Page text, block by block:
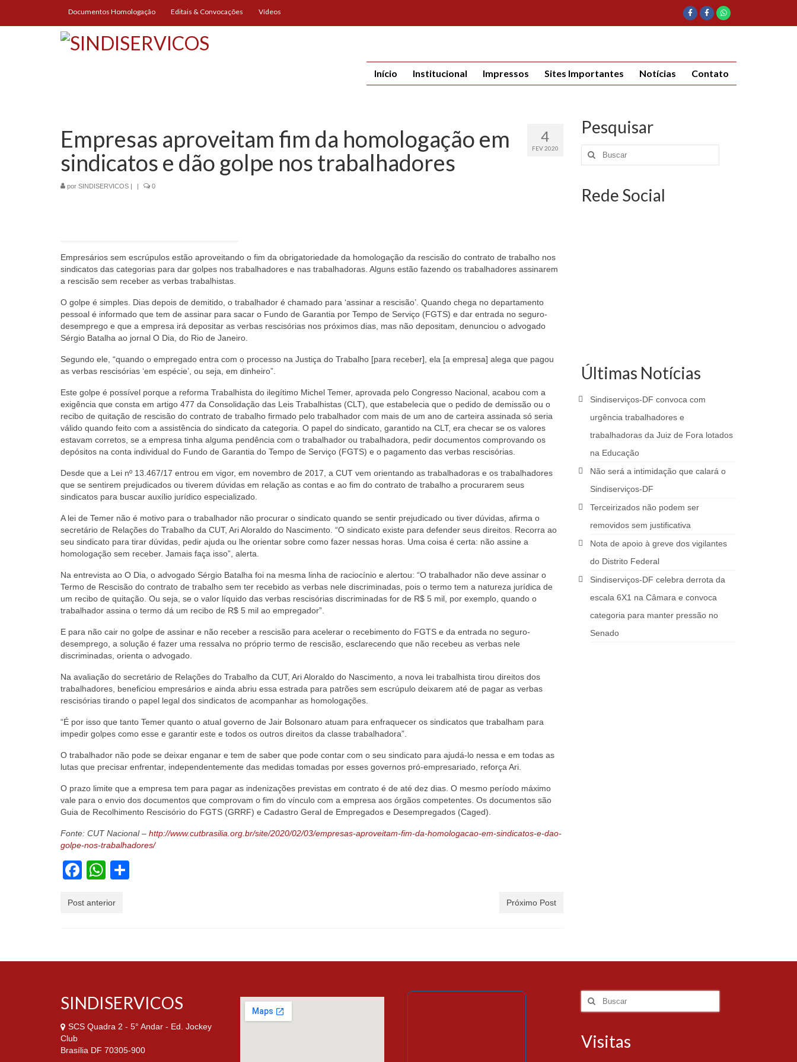
Documentos Homologação Editais & Convocações Vídeos
Início Institucional Impressos Sites Importantes Notícias Contato
4
FEV 2020
Empresas aproveitam fim da homologação em
sindicatos e dão golpe nos trabalhadores
por SINDISERVICOS | | 0
Empresários sem escrúpulos estão aproveitando o fim da obrigatoriedade da homologação da rescisão do contrato de trabalho nos
sindicatos das categorias para dar golpes nos trabalhadores e nas trabalhadoras. Alguns estão fazendo os trabalhadores assinarem
a rescisão sem receber as verbas trabalhistas.
O golpe é simples. Dias depois de demitido, o trabalhador é chamado para ‘assinar a rescisão’. Quando chega no departamento
pessoal é informado que tem de assinar para sacar o Fundo de Garantia por Tempo de Serviço (FGTS) e dar entrada no seguro-
desemprego e que a empresa irá depositar as verbas rescisórias nos próximos dias, mas não depositam, denunciou o advogado
Sérgio Batalha ao jornal O Dia, do Rio de Janeiro.
Segundo ele, “quando o empregado entra com o processo na Justiça do Trabalho [para receber], ela [a empresa] alega que pagou
as verbas rescisórias ‘em espécie’, ou seja, em dinheiro”.
Este golpe é possível porque a reforma Trabalhista do ilegítimo Michel Temer, aprovada pelo Congresso Nacional, acabou com a
exigência que consta em artigo 477 da Consolidação das Leis Trabalhistas (CLT), que estabelecia que o pedido de demissão ou o
recibo de quitação de rescisão do contrato de trabalho firmado pelo trabalhador com mais de um ano de carteira assinada só seria
válido quando feito com a assistência do sindicato da categoria. O papel do sindicato, garantido na CLT, era checar se os valores
estavam corretos, se a empresa tinha alguma pendência com o trabalhador ou trabalhadora, pedir documentos comprovando os
depósitos na conta individual do Fundo de Garantia do Tempo de Serviço (FGTS) e o pagamento das verbas rescisórias.
Desde que a Lei nº 13.467/17 entrou em vigor, em novembro de 2017, a CUT vem orientando as trabalhadoras e os trabalhadores
que se sentirem prejudicados ou tiverem dúvidas em relação as contas e ao fim do contrato de trabalho a procurarem seus
sindicatos para buscar auxílio jurídico especializado.
A lei de Temer não é motivo para o trabalhador não procurar o sindicato quando se sentir prejudicado ou tiver dúvidas, afirma o
secretário de Relações do Trabalho da CUT, Ari Aloraldo do Nascimento. “O sindicato existe para defender seus direitos. Recorra ao
seu sindicato para tirar dúvidas, pedir ajuda ou lhe orientar sobre como fazer nessas horas. Uma coisa é certa: não assine a
homologação sem receber. Jamais faça isso”, alerta.
Na entrevista ao O Dia, o advogado Sérgio Batalha foi na mesma linha de raciocínio e alertou: “O trabalhador não deve assinar o
Termo de Rescisão do contrato de trabalho sem ter recebido as verbas nele discriminadas, pois o termo tem a natureza jurídica de
um recibo de quitação. Ou seja, se o valor líquido das verbas rescisórias discriminadas for de R$ 5 mil, por exemplo, quando o
trabalhador assina o termo dá um recibo de R$ 5 mil ao empregador”.
E para não cair no golpe de assinar e não receber a rescisão para acelerar o recebimento do FGTS e da entrada no seguro-
desemprego, a solução é fazer uma ressalva no próprio termo de rescisão, esclarecendo que não recebeu as verbas nele
discriminadas, orienta o advogado.
Na avaliação do secretário de Relações do Trabalho da CUT, Ari Aloraldo do Nascimento, a nova lei trabalhista tirou direitos dos
trabalhadores, beneficiou empresários e ainda abriu essa estrada para patrões sem escrúpulo deixarem até de pagar as verbas
rescisórias tirando o papel legal dos sindicatos de acompanhar as homologações.
“É por isso que tanto Temer quanto o atual governo de Jair Bolsonaro atuam para enfraquecer os sindicatos que trabalham para
impedir golpes como esse e garantir este e todos os outros direitos da classe trabalhadora”.
O trabalhador não pode se deixar enganar e tem de saber que pode contar com o seu sindicato para ajudá-lo nessa e em todas as
lutas que precisar enfrentar, independentemente das medidas tomadas por esses governos pró-empresariado, reforça Ari.
O prazo limite que a empresa tem para pagar as indenizações previstas em contrato é de até dez dias. O mesmo período máximo
vale para o envio dos documentos que comprovam o fim do vínculo com a empresa aos órgãos competentes. Os documentos são
Guia de Recolhimento Rescisório do FGTS (GRRF) e Cadastro Geral de Empregados e Desempregados (Caged).
Fonte: CUT Nacional – http://www.cutbrasilia.org.br/site/2020/02/03/empresas-aproveitam-fim-da-homologacao-em-sindicatos-e-dao-
golpe-nos-trabalhadores/
Facebook
WhatsApp
Post anterior Próximo Post
Pesquisar
Rede Social
Últimas Notícias
Sindiserviços-DF convoca com
urgência trabalhadores e
trabalhadoras da Juiz de Fora lotados
na Educação
Não será a intimidação que calará o
Sindiserviços-DF
Terceirizados não podem ser
removidos sem justificativa
Nota de apoio à greve dos vigilantes
do Distrito Federal
Sindiserviços-DF celebra derrota da
escala 6X1 na Câmara e convoca
categoria para manter pressão no
Senado
SINDISERVICOS
SCS Quadra 2 - 5° Andar - Ed. Jockey
Club
Brasília DF 70305-900
Visitas